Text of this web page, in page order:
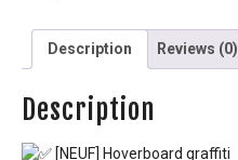
Description Reviews (0)
Description
[NEUF] Hoverboard graffiti